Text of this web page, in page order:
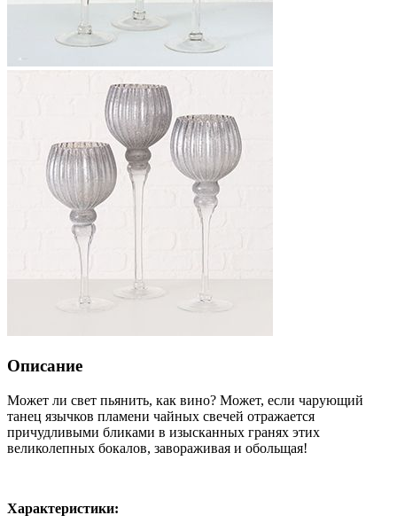
Описание
Может ли свет пьянить, как вино? Может, если чарующий
танец язычков пламени чайных свечей отражается
причудливыми бликами в изысканных гранях этих
великолепных бокалов, завораживая и обольщая!
Характеристики: